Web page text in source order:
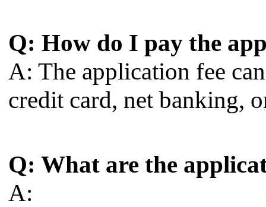
Q: How do I pay the
A: The application fee
credit card, net banking,
Q: What are the
A: